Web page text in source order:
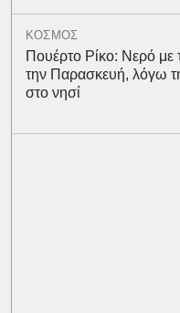
ΚΟΣΜΟΣ
Πουέρτο Ρίκο: Νερό με
την Παρασκευή, λόγω
στο νησί